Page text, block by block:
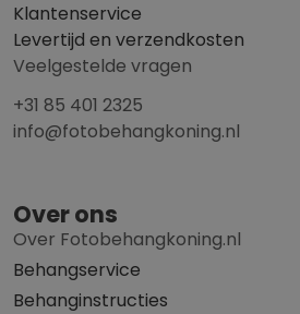
Klantenservice
Levertijd en verzendkosten
Veelgestelde vragen
+31 85 401 2325
info@fotobehangkoning.nl
Over ons
Over Fotobehangkoning.nl
Behangservice
Behanginstructies